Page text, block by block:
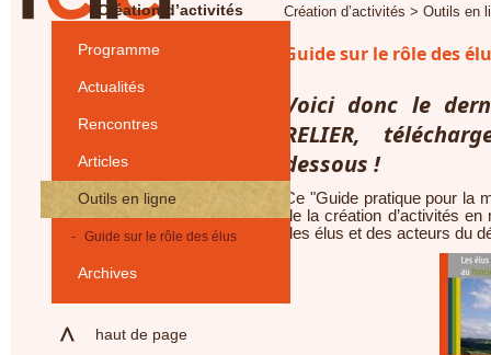
Création d’activités
Programme
Actualités
Rencontres
Articles
Outils en ligne
- Guide sur le rôle des élus
Archives
haut de page
Création d’activités > Outils en
Guide sur le rôle des
Voici donc le
RELIER,
dessous !
Ce "Guide pratique pour la
de la création d’activités en
des élus et des acteurs du